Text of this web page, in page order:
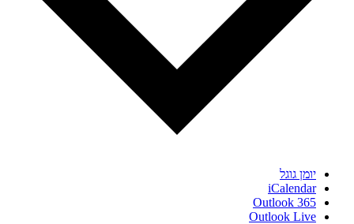
יומן גוגל
iCalendar
Outlook 365
Outlook Live